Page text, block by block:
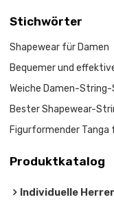
Stichwörter
Shapewear für Damen
Bequemer und
Weiche Damen-
Bester Shapewear-
Figurformender Tanga
Produktkatalog
Individuelle